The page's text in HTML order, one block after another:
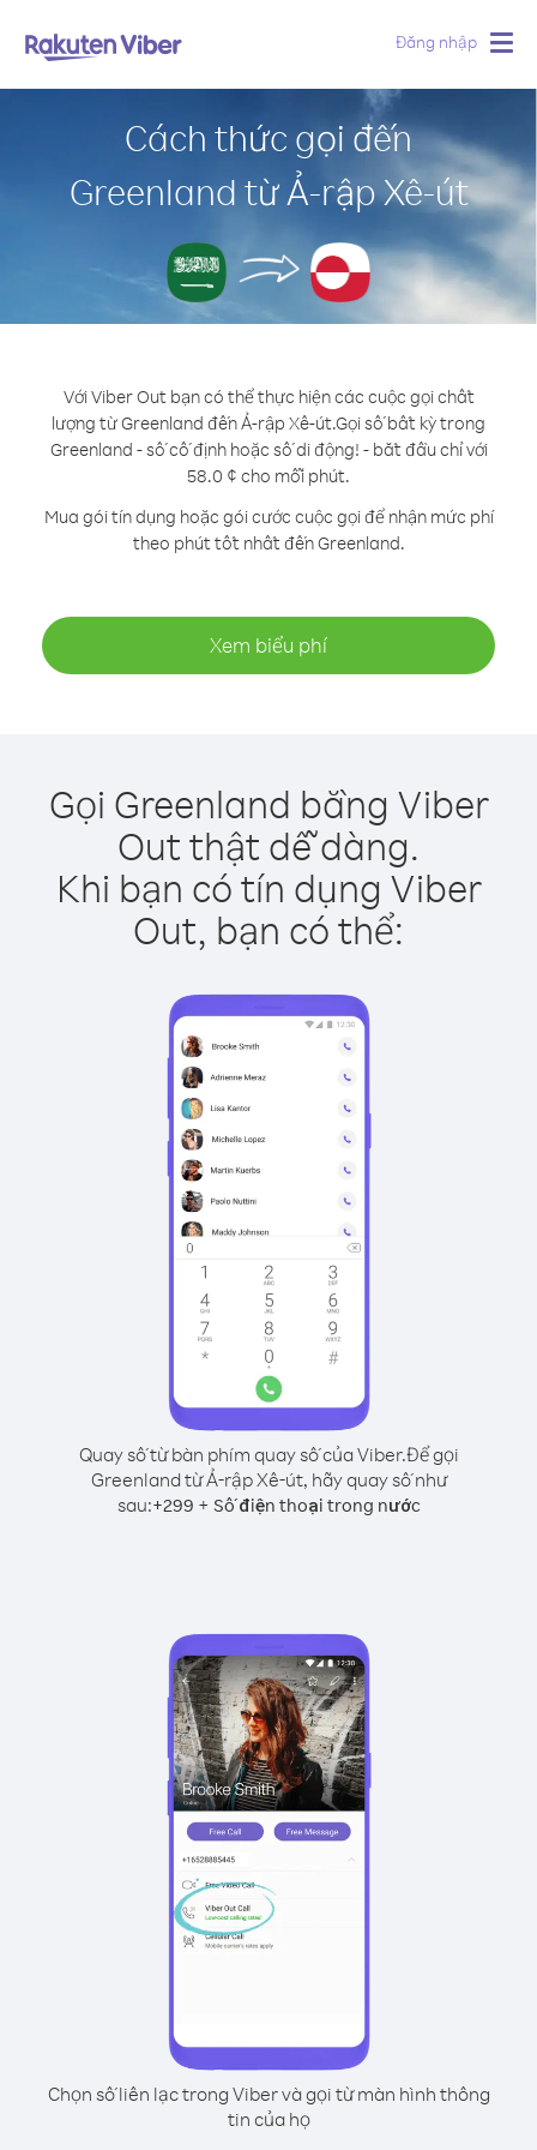
Đăng nhập
Cách thức gọi đến
Greenland từ Ả-rập Xê-út
Với Viber Out bạn có thể thực hiện các cuộc gọi chất
lượng từ Greenland đến Ả-rập Xê-út.Gọi số bất kỳ trong
Greenland - số cố định hoặc số di động! - bắt đầu chỉ với
58.0 ¢ cho mỗi phút.
Mua gói tín dụng hoặc gói cước cuộc gọi để nhận mức phí
theo phút tốt nhất đến Greenland.
Xem biểu phí
Gọi Greenland bằng Viber
Out thật dễ dàng.
Khi bạn có tín dụng Viber
Out, bạn có thể:
Quay số từ bàn phím quay số của Viber.Để gọi
Greenland từ Ả-rập Xê-út, hãy quay số như
sau:+299 + Số điện thoại trong nước
Chọn số liên lạc trong Viber và gọi từ màn hình thông
tin của họ